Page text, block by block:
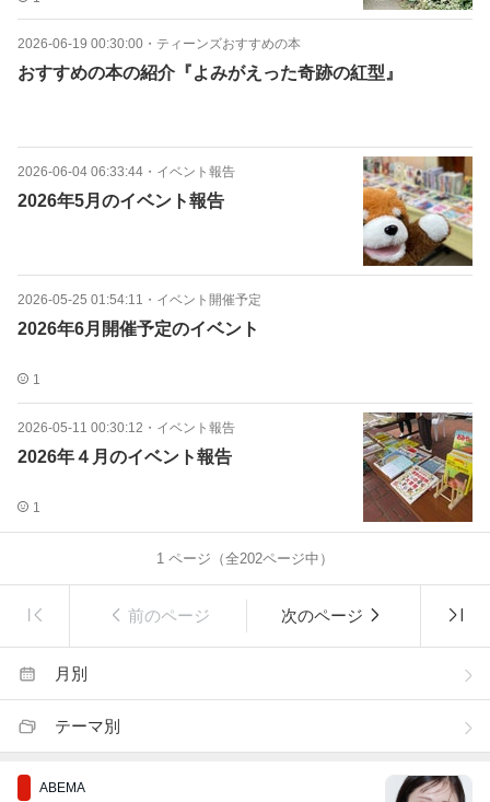
2026-06-19 00:30:00 ・ ティーンズおすすめの本
おすすめの本の紹介『よみがえった奇跡の紅型』
2026-06-04 06:33:44 ・ イベント報告
2026年5月のイベント報告
2026-05-25 01:54:11 ・ イベント開催予定
2026年6月開催予定のイベント
1
2026-05-11 00:30:12 ・ イベント報告
2026年４月のイベント報告
1
1 ページ（全202ページ中）
前のページ 次のページ
月別
テーマ別
ABEMA